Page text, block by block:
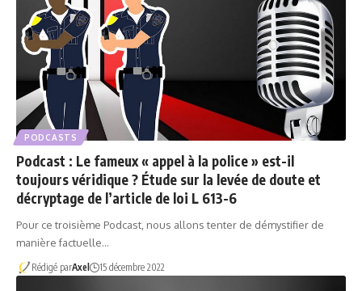
PODCASTS
Podcast : Le fameux « appel à la police » est-il
toujours véridique ? Étude sur la levée de doute et
décryptage de l’article de loi L 613-6
Pour ce troisième Podcast, nous allons tenter de démystifier de
manière factuelle…
Rédigé parAxel 15 décembre 2022